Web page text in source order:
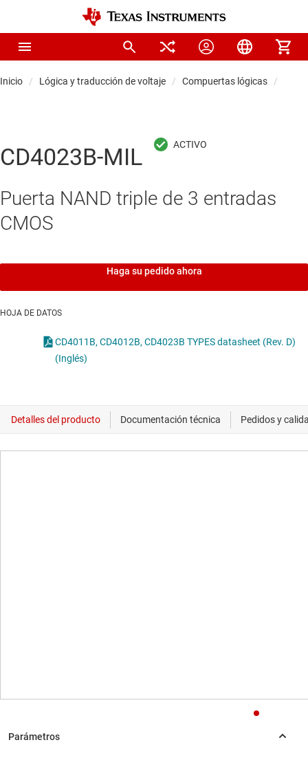
Inicio Lógica y traducción de voltaje Compuertas lógicas
CD4023B-MIL
Puerta NAND triple de 3 entradas
CMOS
Haga su pedido ahora
HOJA DE DATOS
CD4011B, CD4012B, CD4023B TYPES datasheet (Rev. D)
(Inglés)